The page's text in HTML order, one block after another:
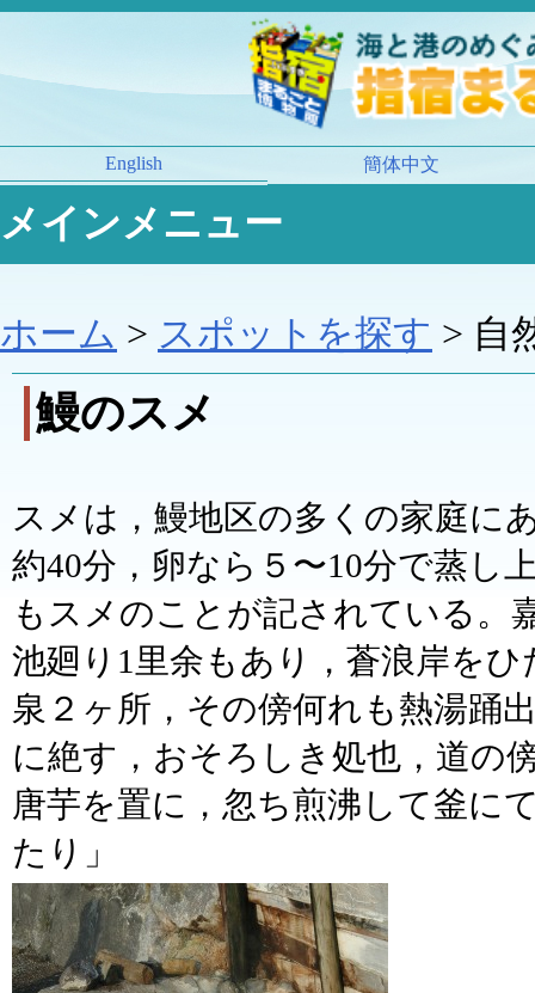
English 簡体中文
メインメニュー
ホーム > スポットを探す > 自
鰻のスメ
スメは，鰻地区の多くの家庭に
約40分，卵なら５〜10分で蒸し
もスメのことが記されている。
池廻り1里余もあり，蒼浪岸を
泉２ヶ所，その傍何れも熱湯踊
に絶す，おそろしき処也，道の
唐芋を置に，忽ち煎沸して釜に
たり」